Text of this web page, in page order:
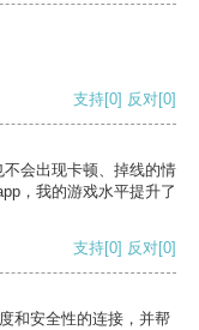
支持[0] 反对[0]
会出现卡顿、掉线的情
，我的游戏水平提升了
支持[0] 反对[0]
和安全性的连接，并帮